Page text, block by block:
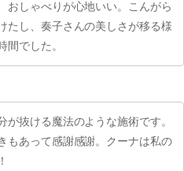
おしゃべりが心地いい。こんがら
たし、奏子さんの美しさが移る様
間でした。
が抜ける魔法のような施術です。
もあって感謝感謝。クーナは私の